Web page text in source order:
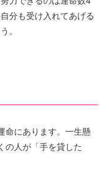
分も受け入れてあげる
。
命にあります。一生懸
の人が「手を貸した